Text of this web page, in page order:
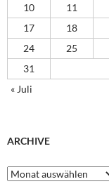
10
11
17
18
24
25
31
« Juli
ARCHIVE
Archive